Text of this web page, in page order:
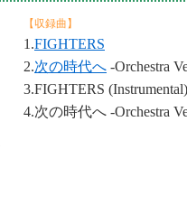
【収録曲】
1.FIGHTERS
2.次の時代へ -Orchestra
3.FIGHTERS (Instrumental)
4.次の時代へ -Orchestra